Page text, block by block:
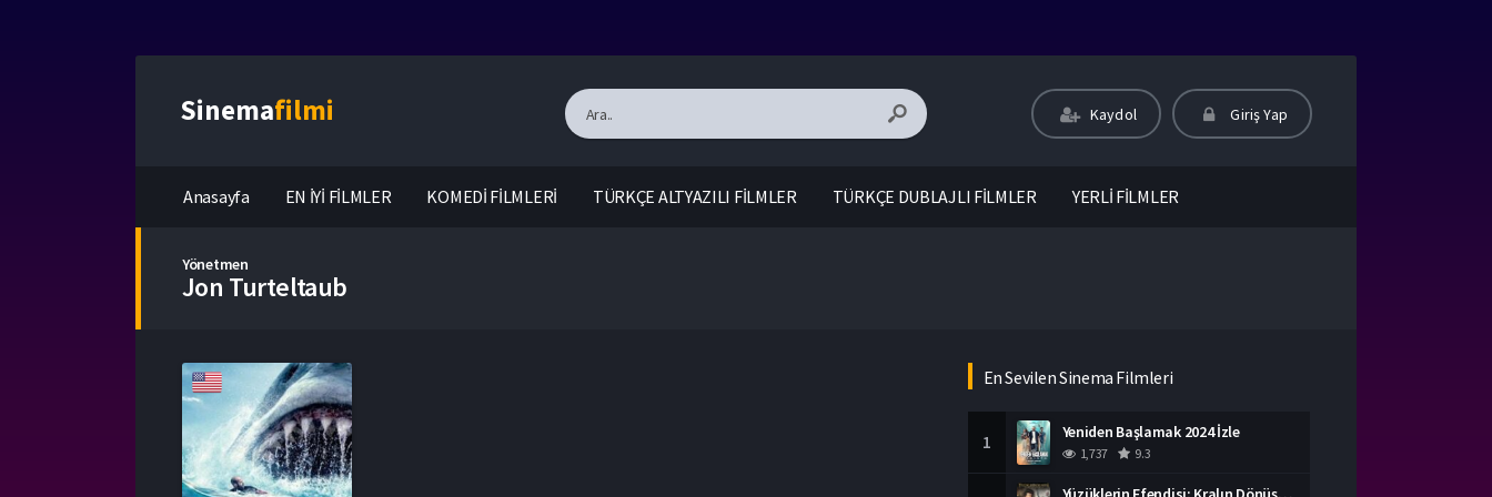
Sinemafilmi Kaydol Giriş Yap
Anasayfa EN İYİ FİLMLER KOMEDİ FİLMLERİ TÜRKÇE ALTYAZILI FİLMLER TÜRKÇE DUBLAJLI FİLMLER YERLİ FİLMLER
Yönetmen
Jon Turteltaub
En Sevilen Sinema Filmleri
1 Yeniden Başlamak 2024 İzle
1,737 9.3